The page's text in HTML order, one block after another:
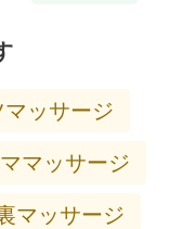
ッサージ
マッサージ
マッサージ